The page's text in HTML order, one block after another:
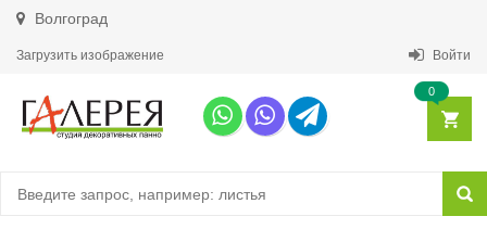
Волгоград
Загрузить изображение Войти
0